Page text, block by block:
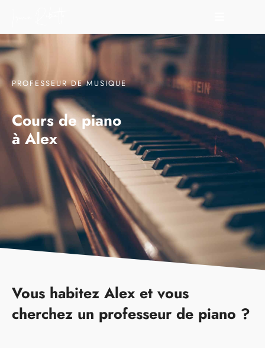
PROFESSEUR DE MUSIQUE
Cours de piano
à Alex
Vous habitez Alex et vous
cherchez un professeur de piano ?